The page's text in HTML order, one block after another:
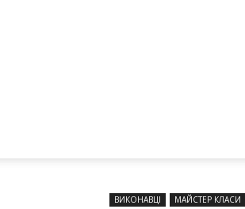
ВИКОНАВЦІ МАЙСТЕР КЛАСИ